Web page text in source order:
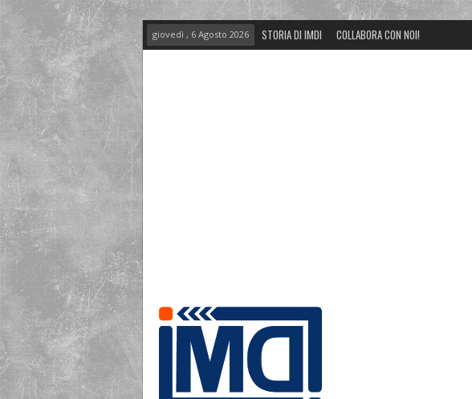
giovedì , 6 Agosto 2026 STORIA DI IMDI COLLABORA CON NOI!